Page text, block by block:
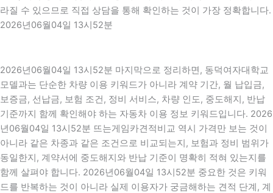
라질 수 있으므로 직접 상담을 통해 확인하는 것이 가장 정확합니다.
2026년06월04일 13시52분
2026년06월04일 13시52분 마지막으로 정리하면, 동덕여자대학교
모델과는 단순한 차량 이용 키워드가 아니라 계약 기간, 월 납입금,
보증금, 선납금, 보험 조건, 정비 서비스, 차량 인도, 중도해지, 반납
기준까지 함께 확인해야 하는 자동차 이용 정보 키워드입니다. 2026
년06월04일 13시52분 뜨는게임카견적비교 역시 가격만 보는 것이
아니라 같은 차종과 같은 조건으로 비교되는지, 보험과 정비 범위가
동일한지, 계약서에 중도해지와 반납 기준이 명확히 적혀 있는지를
함께 살펴야 합니다. 2026년06월04일 13시52분 중요한 것은 키워
드를 반복하는 것이 아니라 실제 이용자가 궁금해하는 견적 단계, 계